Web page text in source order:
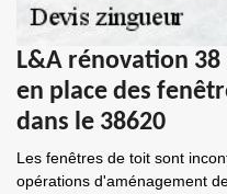
L&A rénovation
en place des
dans le 38620
Les fenêtres de toit sont
opérations d'aménagement